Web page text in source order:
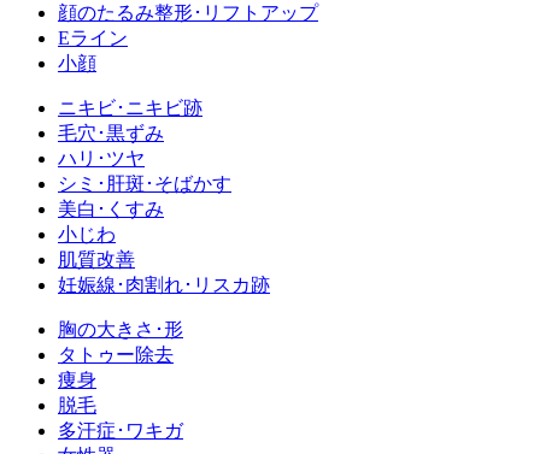
顔のたるみ整形･リフトアップ
Eライン
小顔
ニキビ･ニキビ跡
毛穴･黒ずみ
ハリ･ツヤ
シミ･肝斑･そばかす
美白･くすみ
小じわ
肌質改善
妊娠線･肉割れ･リスカ跡
胸の大きさ･形
タトゥー除去
痩身
脱毛
多汗症･ワキガ